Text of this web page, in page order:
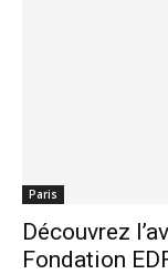
Paris
Découvrez
Fondation